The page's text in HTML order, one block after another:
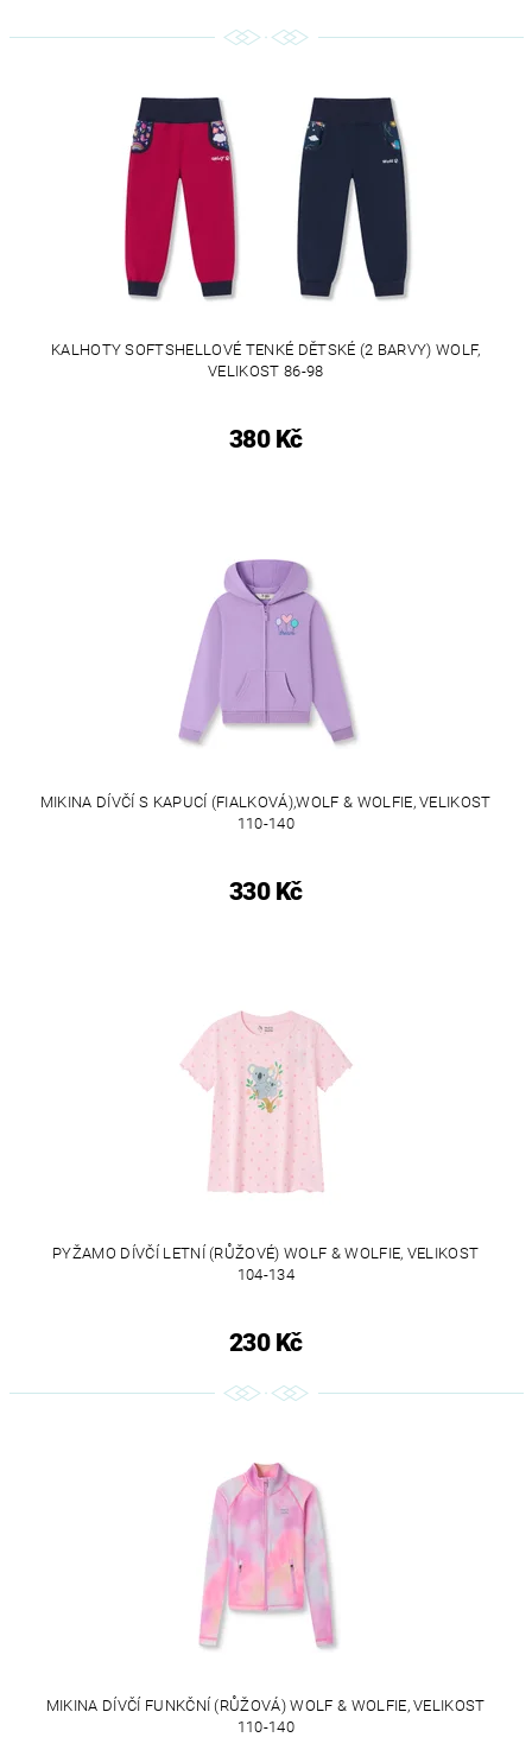
KALHOTY SOFTSHELLOVÉ TENKÉ DĚTSKÉ (2 BARVY) WOLF,
VELIKOST 86-98
380 Kč
MIKINA DÍVČÍ S KAPUCÍ (FIALKOVÁ),WOLF & WOLFIE, VELIKOST
110-140
330 Kč
PYŽAMO DÍVČÍ LETNÍ (RŮŽOVÉ) WOLF & WOLFIE, VELIKOST
104-134
230 Kč
MIKINA DÍVČÍ FUNKČNÍ (RŮŽOVÁ) WOLF & WOLFIE, VELIKOST
110-140